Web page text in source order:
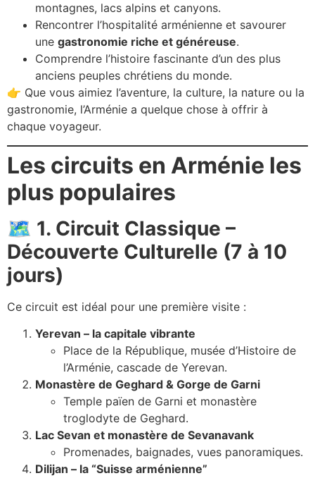
montagnes, lacs alpins et canyons.
Rencontrer l’hospitalité arménienne et savourer
une gastronomie riche et généreuse.
Comprendre l’histoire fascinante d’un des plus
anciens peuples chrétiens du monde.
👉 Que vous aimiez l’aventure, la culture, la nature ou la
gastronomie, l’Arménie a quelque chose à offrir à
chaque voyageur.
Les circuits en Arménie les
plus populaires
🗺️ 1. Circuit Classique –
Découverte Culturelle (7 à 10
jours)
Ce circuit est idéal pour une première visite :
Yerevan – la capitale vibrante
Place de la République, musée d’Histoire de
l’Arménie, cascade de Yerevan.
Monastère de Geghard & Gorge de Garni
Temple païen de Garni et monastère
troglodyte de Geghard.
Lac Sevan et monastère de Sevanavank
Promenades, baignades, vues panoramiques.
Dilijan – la “Suisse arménienne”